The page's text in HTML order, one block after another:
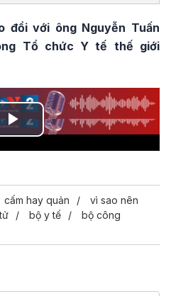
đổi với ông Nguyễn Tuấn
Tổ chức Y tế thế giới
Play
cấm hay quản
vì sao nên
bộ y tế
bộ công